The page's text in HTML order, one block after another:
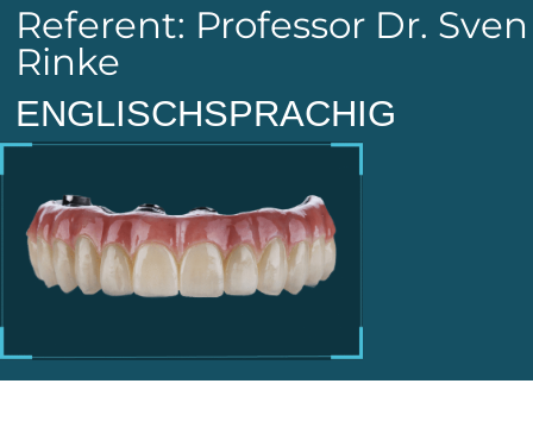
Referent: Professor Dr. Sven
Rinke
ENGLISCHSPRACHIG